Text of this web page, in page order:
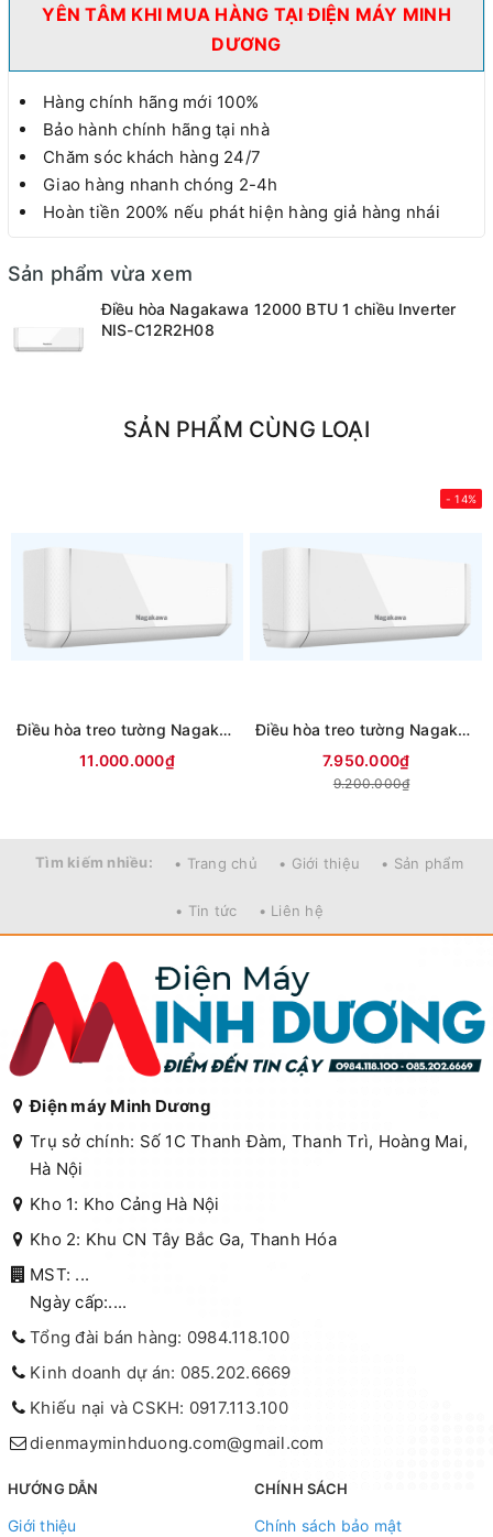
YÊN TÂM KHI MUA HÀNG TẠI ĐIỆN MÁY MINH
DƯƠNG
Hàng chính hãng mới 100%
Bảo hành chính hãng tại nhà
Chăm sóc khách hàng 24/7
Giao hàng nhanh chóng 2-4h
Hoàn tiền 200% nếu phát hiện hàng giả hàng nhái
Sản phẩm vừa xem
Điều hòa Nagakawa 12000 BTU 1 chiều Inverter
NIS-C12R2H08
SẢN PHẨM CÙNG LOẠI
Điều hòa treo tường Nagakawa Inverter 2 chiều 18000btu NIS-A18R2T29
11.000.000₫
- 14%
Điều hòa treo tường Nagakawa Inverter 2 chiều 12000btu NIS-A12R2T29
7.950.000₫
9.200.000₫
Tìm kiếm nhiều: • Trang chủ • Giới thiệu • Sản phẩm
• Tin tức • Liên hệ
Điện máy Minh Dương
Trụ sở chính: Số 1C Thanh Đàm, Thanh Trì, Hoàng Mai,
Hà Nội
Kho 1: Kho Cảng Hà Nội
Kho 2: Khu CN Tây Bắc Ga, Thanh Hóa
MST: ...
Ngày cấp:....
Tổng đài bán hàng: 0984.118.100
Kinh doanh dự án: 085.202.6669
Khiếu nại và CSKH: 0917.113.100
dienmayminhduong.com@gmail.com
HƯỚNG DẪN
Giới thiệu
CHÍNH SÁCH
Chính sách bảo mật